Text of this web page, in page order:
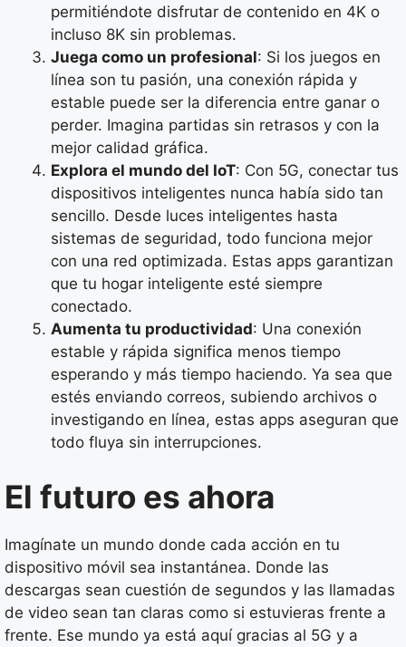
permitiéndote disfrutar de contenido en 4K o
incluso 8K sin problemas.
Juega como un profesional: Si los juegos en
línea son tu pasión, una conexión rápida y
estable puede ser la diferencia entre ganar o
perder. Imagina partidas sin retrasos y con la
mejor calidad gráfica.
Explora el mundo del IoT: Con 5G, conectar tus
dispositivos inteligentes nunca había sido tan
sencillo. Desde luces inteligentes hasta
sistemas de seguridad, todo funciona mejor
con una red optimizada. Estas apps garantizan
que tu hogar inteligente esté siempre
conectado.
Aumenta tu productividad: Una conexión
estable y rápida significa menos tiempo
esperando y más tiempo haciendo. Ya sea que
estés enviando correos, subiendo archivos o
investigando en línea, estas apps aseguran que
todo fluya sin interrupciones.
El futuro es ahora
Imagínate un mundo donde cada acción en tu
dispositivo móvil sea instantánea. Donde las
descargas sean cuestión de segundos y las llamadas
de video sean tan claras como si estuvieras frente a
frente. Ese mundo ya está aquí gracias al 5G y a